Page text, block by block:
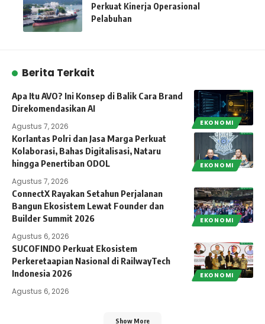
Perkuat Kinerja Operasional
Pelabuhan
Berita Terkait
EKONOMI
Apa Itu AVO? Ini Konsep di Balik Cara Brand
Direkomendasikan AI
Agustus 7, 2026
EKONOMI
Korlantas Polri dan Jasa Marga Perkuat
Kolaborasi, Bahas Digitalisasi, Nataru
hingga Penertiban ODOL
Agustus 7, 2026
EKONOMI
ConnectX Rayakan Setahun Perjalanan
Bangun Ekosistem Lewat Founder dan
Builder Summit 2026
Agustus 6, 2026
EKONOMI
SUCOFINDO Perkuat Ekosistem
Perkeretaapian Nasional di RailwayTech
Indonesia 2026
Agustus 6, 2026
Show More